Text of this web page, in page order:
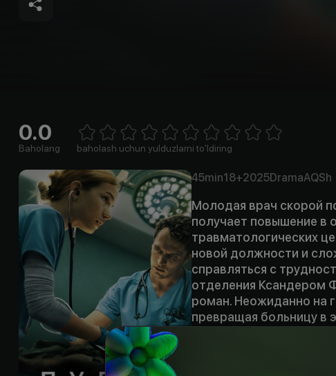
0.0
Baholang 1 Star2 Stars3 Stars4 Stars5 Stars6 Stars7 Stars8 Stars
baholash uchun yulduzlarni to'ldiring
45min18+2025DramaAQSh
Молодая врач скорой
получает повышение в
травматологических
новой должности и
справляться с
отделения Ксандером
роман. Неожиданно на
превращая больницу в
медиков оказывается
проверяют их